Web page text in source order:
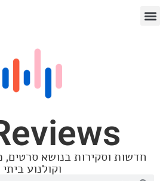
בנושא סרטים, מוזיקה,
וקולנוע ביתי